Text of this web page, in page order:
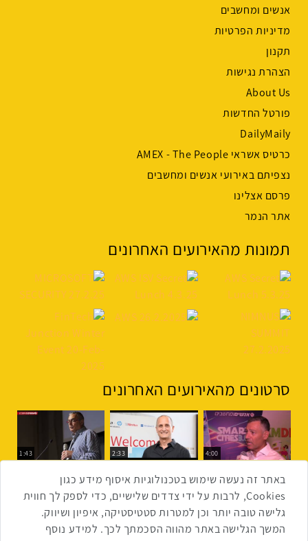
אנשים ומחשבים
מדיניות הפרטיות
תקנון
הצהרת נגישות
About Us
פורטל החדשות
DailyMaily
כרטיס אשראי AMEX - The People
נצפיתם באירועי אנשים ומחשבים
פרסם אצלינו
אתר הנמר
תמונות מהאירועים האחרונים
סרטונים מהאירועים האחרונים
4:00
2:33
1:43
3:52
כנס RPA
1:14
כנס בינת יערות הכרמל
כנס F5
באתר זה נעשה שימוש בטכנולוגיות איסוף מידע כגון
Cookies, לרבות על ידי צדדים שלישיים, כדי לספק לך חווית
גלישה טובה יותר וכן למטרות סטטיסטיקה, איפיון ושיווק.
המשך הגלישה באתר מהווה הסכמתך לכך. למידע נוסף